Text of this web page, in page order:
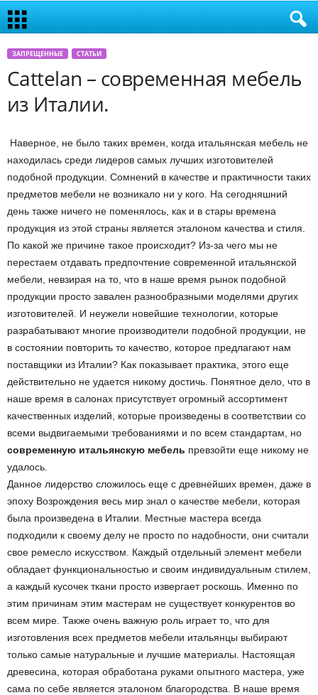
ЗАПРЕЩЕННЫЕ СТАТЬИ
Cattelan – современная мебель
из Италии.
Наверное, не было таких времен, когда итальянская мебель не
находилась среди лидеров самых лучших изготовителей
подобной продукции. Сомнений в качестве и практичности таких
предметов мебели не возникало ни у кого. На сегодняшний
день также ничего не поменялось, как и в стары времена
продукция из этой страны является эталоном качества и стиля.
По какой же причине такое происходит? Из-за чего мы не
перестаем отдавать предпочтение современной итальянской
мебели, невзирая на то, что в наше время рынок подобной
продукции просто завален разнообразными моделями других
изготовителей. И неужели новейшие технологии, которые
разрабатывают многие производители подобной продукции, не
в состоянии повторить то качество, которое предлагают нам
поставщики из Италии? Как показывает практика, этого еще
действительно не удается никому достичь. Понятное дело, что в
наше время в салонах присутствует огромный ассортимент
качественных изделий, которые произведены в соответствии со
всеми выдвигаемыми требованиями и по всем стандартам, но
современную итальянскую мебель превзойти еще никому не
удалось.
Данное лидерство сложилось еще с древнейших времен, даже в
эпоху Возрождения весь мир знал о качестве мебели, которая
была произведена в Италии. Местные мастера всегда
подходили к своему делу не просто по надобности, они считали
свое ремесло искусством. Каждый отдельный элемент мебели
обладает функциональностью и своим индивидуальным стилем,
а каждый кусочек ткани просто извергает роскошь. Именно по
этим причинам этим мастерам не существует конкурентов во
всем мире. Также очень важную роль играет то, что для
изготовления всех предметов мебели итальянцы выбирают
только самые натуральные и лучшие материалы. Настоящая
древесина, которая обработана руками опытного мастера, уже
сама по себе является эталоном благородства. В наше время